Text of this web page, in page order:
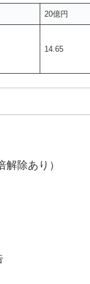
20億円
14.65
除あり）